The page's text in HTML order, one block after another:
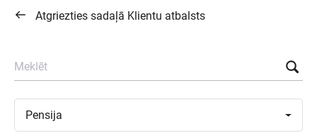
Atgriezties sadaļā Klientu atbalsts
Meklēt
Pensija